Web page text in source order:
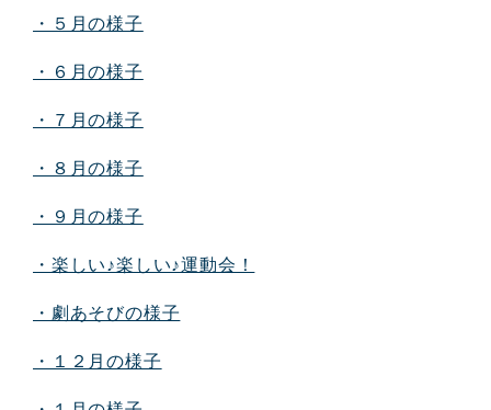
・５月の様子
・６月の様子
・７月の様子
・８月の様子
・９月の様子
・楽しい♪楽しい♪運動会！
・劇あそびの様子
・１２月の様子